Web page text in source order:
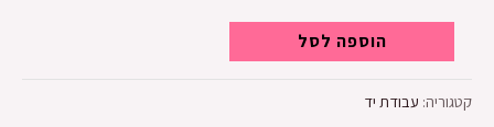
הוספה לסל
קטגוריה: עבודת יד